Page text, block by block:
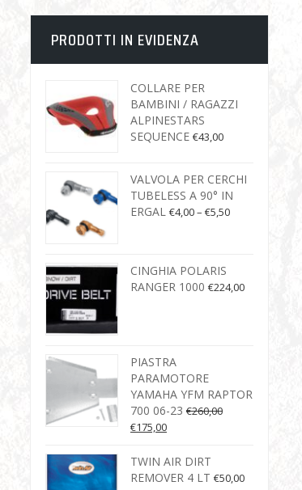
PRODOTTI IN EVIDENZA
COLLARE PER
BAMBINI / RAGAZZI
ALPINESTARS
SEQUENCE €43,00
VALVOLA PER CERCHI
TUBELESS A 90° IN
ERGAL €4,00– €5,50
CINGHIA POLARIS
RANGER 1000 €224,00
PIASTRA
PARAMOTORE
YAMAHA YFM RAPTOR
700 06-23 €260,00
€175,00
TWIN AIR DIRT
REMOVER 4 LT €50,00